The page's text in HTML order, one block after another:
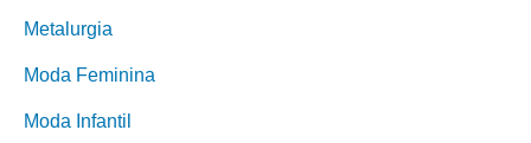
Metalurgia
Moda Feminina
Moda Infantil